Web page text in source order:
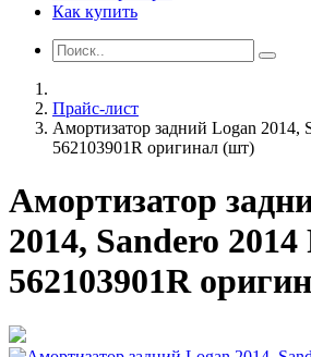
Как купить
Прайс-лист
Амортизатор задний Logan 2014,
562103901R оригинал (шт)
Амортизатор
2014, Sandero
562103901R